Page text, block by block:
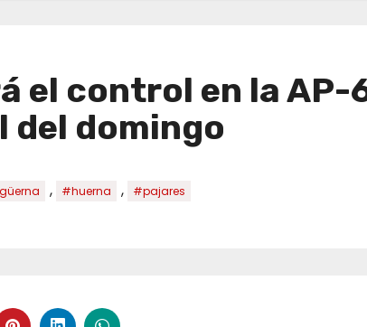
el control en la AP-
del domingo
, #huerna , #pajares